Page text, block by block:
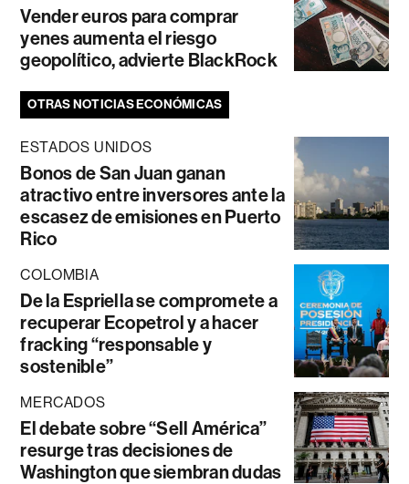
Vender euros para comprar
yenes aumenta el riesgo
geopolítico, advierte BlackRock
OTRAS NOTICIAS ECONÓMICAS
ESTADOS UNIDOS
Bonos de San Juan ganan
atractivo entre inversores ante la
escasez de emisiones en Puerto
Rico
COLOMBIA
De la Espriella se compromete a
recuperar Ecopetrol y a hacer
fracking “responsable y
sostenible”
MERCADOS
El debate sobre “Sell América”
resurge tras decisiones de
Washington que siembran dudas